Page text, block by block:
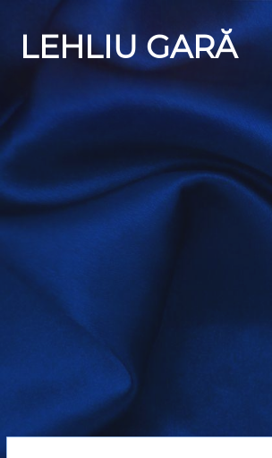
LEHLIU GARĂ